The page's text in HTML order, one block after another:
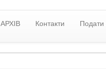
АРХІВ Контакти Подати